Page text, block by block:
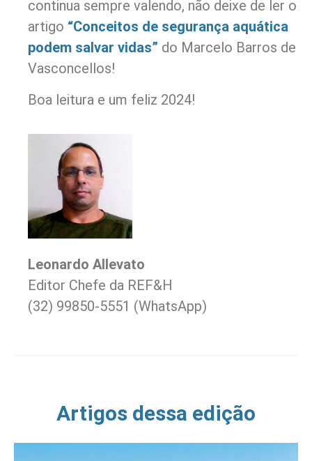
continua sempre valendo, não deixe de ler o
artigo “Conceitos de segurança aquática
podem salvar vidas” do Marcelo Barros de
Vasconcellos!
Boa leitura e um feliz 2024!
Leonardo Allevato
Editor Chefe da REF&H
(32) 99850-5551 (WhatsApp)
Artigos dessa edição